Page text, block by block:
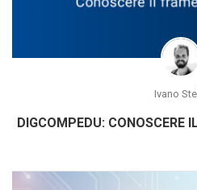
Ivano
DIGCOMPEDU: CONOSCERE